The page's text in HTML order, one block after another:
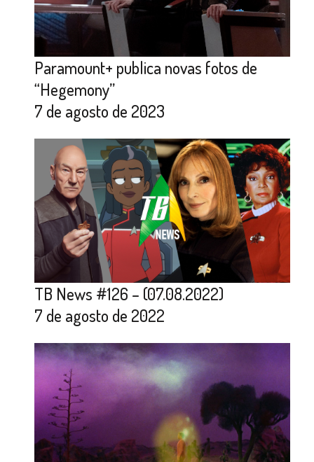
Paramount+ publica novas fotos de
“Hegemony”
7 de agosto de 2023
TB News #126 – (07.08.2022)
7 de agosto de 2022